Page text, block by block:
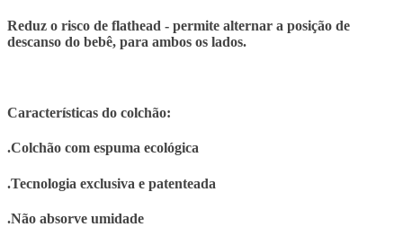
Reduz o risco de flathead - permite alternar a posição de
descanso do bebê, para ambos os lados.
Características do colchão:
.Colchão com espuma ecológica
.Tecnologia exclusiva e patenteada
.Não absorve umidade